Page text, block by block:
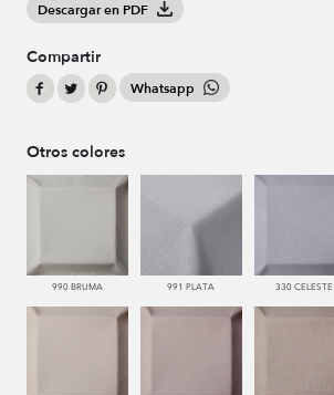
Descargar en PDF
Compartir
Whatsapp
Otros colores
990 BRUMA 991 PLATA 330 CELESTE